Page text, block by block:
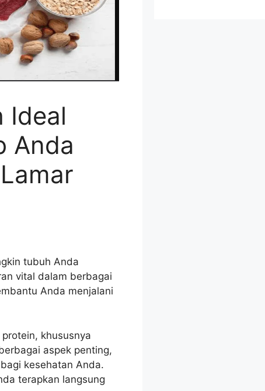
Ideal
Anda
tubuh Anda
vital dalam berbagai
Anda menjalani
khususnya
aspek penting,
kesehatan Anda.
terapkan langsung